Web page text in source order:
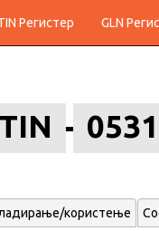
Регистер GLN
користење